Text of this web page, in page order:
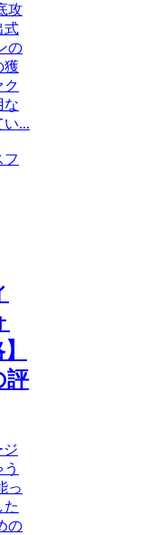
攻
式
の
獲
ク
な
い...
フ
評
っ
た
の